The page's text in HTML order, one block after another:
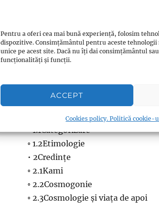
Pentru a oferi cea mai bună experiență, folosim
dispozitive. Consimțământul pentru aceste
unice pe acest site. Dacă nu îți dai consimțământul
funcționalități și funcții.
ACCEPT
Cookies policy. Politică
budismul. Cea mai mare parte a
șintoiste, cât și la activități
viziune comună încultură
diverseNoile mișcări religioase
• 1Definiție
◦ 1.1Categorizare
◦ 1.2Etimologie
• 2Credințe
◦ 2.1Kami
◦ 2.2Cosmogonie
◦ 2.3Cosmologie și viața de apoi